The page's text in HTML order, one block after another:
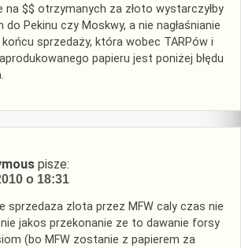
na $$ otrzymanych za złoto wystarczyłby
Pekinu czy Moskwy, a nie nagłaśnianie
sprzedaży, która wobec TARPów i
papieru jest poniżej błędu
pisze:
o 18:31
sprzedaza zlota przez MFW caly czas nie
jakos przekonanie ze to dawanie forsy
(bo MFW zostanie z papierem za